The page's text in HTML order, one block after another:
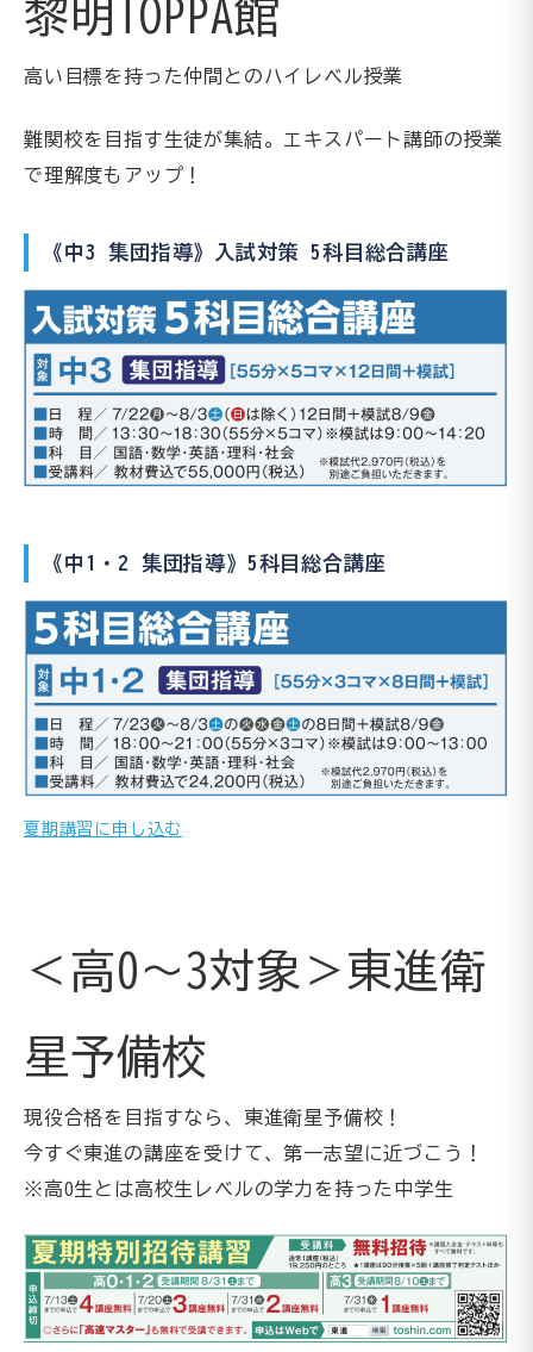
黎明TOPPA館
高い目標を持った仲間とのハイレベル授業
難関校を目指す生徒が集結。エキスパート講師の授業
で理解度もアップ！
《中3 集団指導》入試対策 5科目総合講座
《中1・2 集団指導》5科目総合講座
夏期講習に申し込む
＜高0～3対象＞東進衛
星予備校
現役合格を目指すなら、東進衛星予備校！
今すぐ東進の講座を受けて、第一志望に近づこう！
※高0生とは高校生レベルの学力を持った中学生